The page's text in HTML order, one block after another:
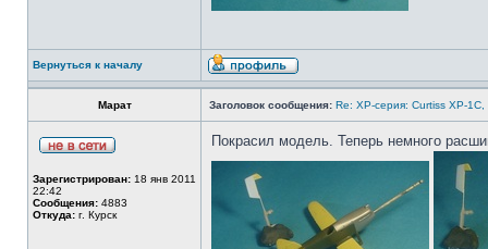
Вернуться к началу
Марат Заголовок сообщения: Re: ХP-серия: Curtiss XP-
Зарегистрирован: 18 янв 2011
22:42
Сообщения: 4883
Откуда: г. Курск
Покрасил модель. Теперь немного